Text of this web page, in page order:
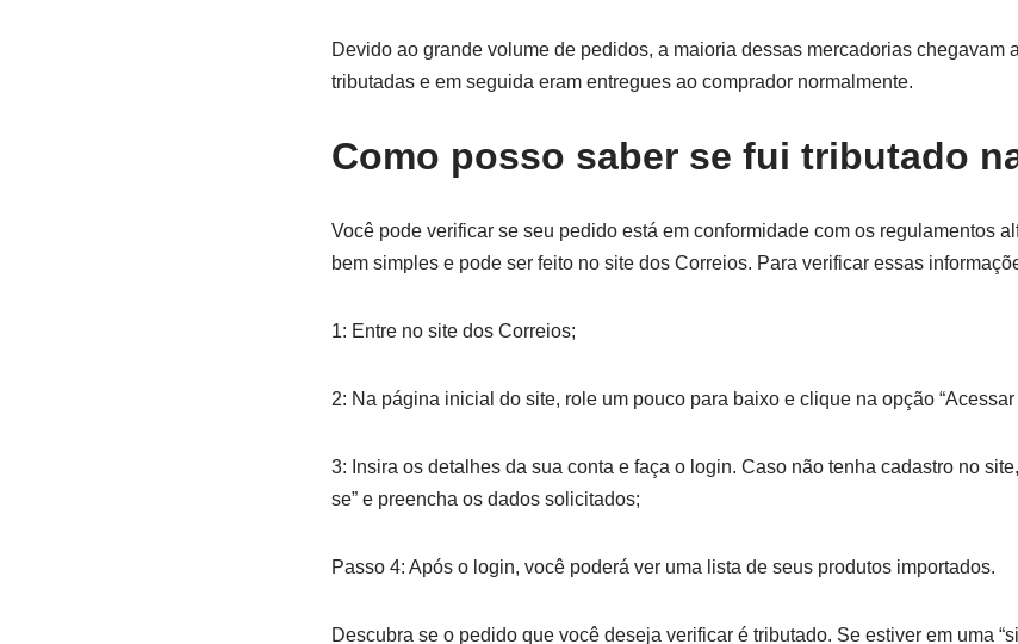
Devido ao grande volume de pedidos, a maioria dessas mercadorias chegavam
tributadas e em seguida eram entregues ao comprador normalmente.
Como posso saber se fui tributado
Você pode verificar se seu pedido está em conformidade com os regulamentos
bem simples e pode ser feito no site dos Correios. Para verificar essas
1: Entre no site dos Correios;
2: Na página inicial do site, role um pouco para baixo e clique na opção “Acessar
3: Insira os detalhes da sua conta e faça o login. Caso não tenha cadastro no
se” e preencha os dados solicitados;
Passo 4: Após o login, você poderá ver uma lista de seus produtos importados.
Descubra se o pedido que você deseja verificar é tributado. Se estiver em uma